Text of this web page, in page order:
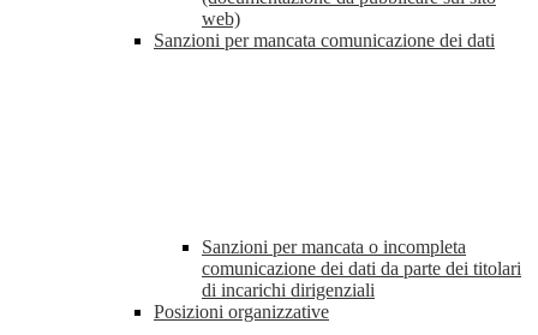
web)
Sanzioni per mancata comunicazione dei dati
Sanzioni per mancata o incompleta
comunicazione dei dati da parte dei titolari
di incarichi dirigenziali
Posizioni organizzative